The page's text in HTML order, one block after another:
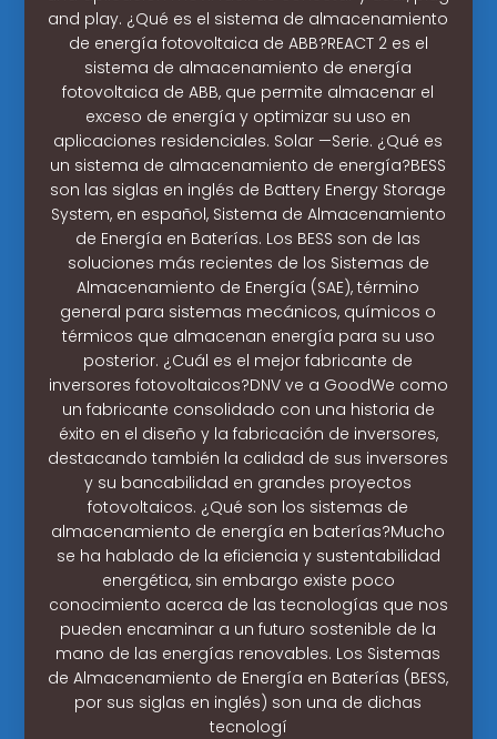
and play. ¿Qué es el sistema de almacenamiento
de energía fotovoltaica de ABB?REACT 2 es el
sistema de almacenamiento de energía
fotovoltaica de ABB, que permite almacenar el
exceso de energía y optimizar su uso en
aplicaciones residenciales. Solar —Serie. ¿Qué es
un sistema de almacenamiento de energía?BESS
son las siglas en inglés de Battery Energy Storage
System, en español, Sistema de Almacenamiento
de Energía en Baterías. Los BESS son de las
soluciones más recientes de los Sistemas de
Almacenamiento de Energía (SAE), término
general para sistemas mecánicos, químicos o
térmicos que almacenan energía para su uso
posterior. ¿Cuál es el mejor fabricante de
inversores fotovoltaicos?DNV ve a GoodWe como
un fabricante consolidado con una historia de
éxito en el diseño y la fabricación de inversores,
destacando también la calidad de sus inversores
y su bancabilidad en grandes proyectos
fotovoltaicos. ¿Qué son los sistemas de
almacenamiento de energía en baterías?Mucho
se ha hablado de la eficiencia y sustentabilidad
energética, sin embargo existe poco
conocimiento acerca de las tecnologías que nos
pueden encaminar a un futuro sostenible de la
mano de las energías renovables. Los Sistemas
de Almacenamiento de Energía en Baterías (BESS,
por sus siglas en inglés) son una de dichas
tecnologí